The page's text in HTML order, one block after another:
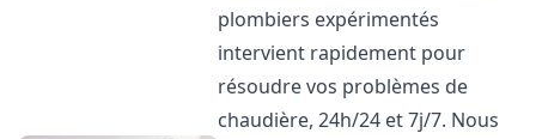
plombiers expérimentés
intervient rapidement pour
résoudre vos problèmes de
chaudière, 24h/24 et 7j/7. Nous